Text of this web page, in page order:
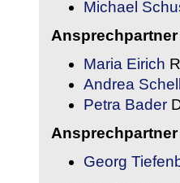
Michael
Maria Eirich
Andrea
Petra Bader
Georg